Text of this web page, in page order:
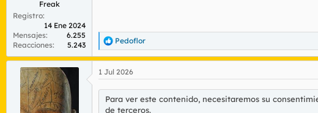
Freak
Registro
14 Ene 2024
Mensajes
6.255
Reacciones
5.243
R
e
a
c
o
Pedoflor
1 Jul 2026
Para ver este contenido, necesitaremos su
de terceros.